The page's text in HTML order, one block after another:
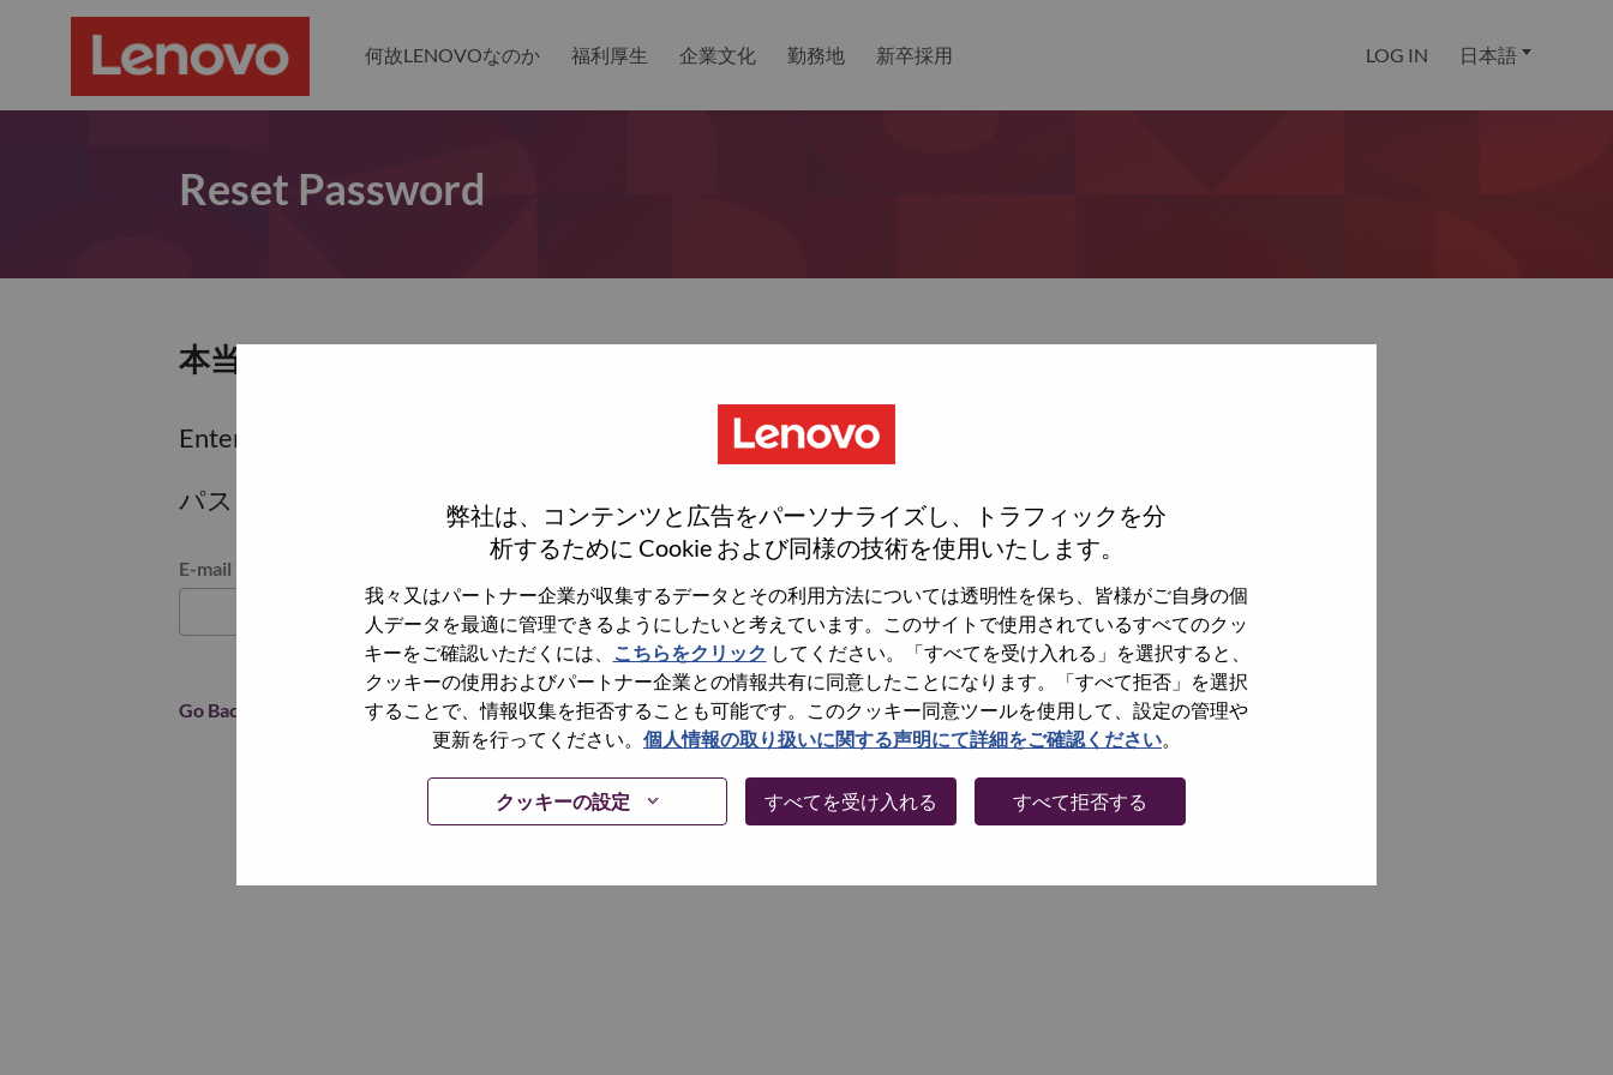
弊社は、コンテンツと広告をパーソナライズし、トラフィックを分
析するために Cookie および同様の技術を使用いたします。
我々又はパートナー企業が収集するデータとその利用方法については透明性を保ち、皆様がご自身の個
人データを最適に管理できるようにしたいと考えています。このサイトで使用されているすべてのクッ
キーをご確認いただくには、
こちらをクリック してください。「すべてを受け入れる」を選択すると、
クッキーの使用およびパートナー企業との情報共有に同意したことになります。「すべて拒否」を選択
することで、情報収集を拒否することも可能です。このクッキー同意ツールを使用して、設定の管理や
更新を行ってください。 個人情報の取り扱いに関する声明にて詳細をご確認ください
クッキーの設定 すべてを受け入れる すべて拒否する
何故LENOVOなのか 福利厚生 企業文化 勤務地 新卒採用 LOG IN 日本語
Reset Password
本当にパスワードをリセットしますか？
Enter the email address associated with your account, then click "Continue".
パスワードをリセットするためにリンクをemailに送ります
パスワードをリセットください
E-mail
Continue
Go Back